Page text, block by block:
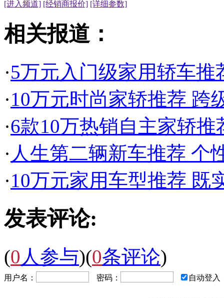
[进入频道] [经销商报价] [详细参数]
相关报道：
·5万元入门级家用轿车推
·10万元时尚家轿推荐 跨
·6款10万热销自主家轿
· 人生第二辆新车推荐 个
·10万元家用车型推荐 既
发表评论:
(0 人参与)(0条评论)
用户名： 密码： 自动登入